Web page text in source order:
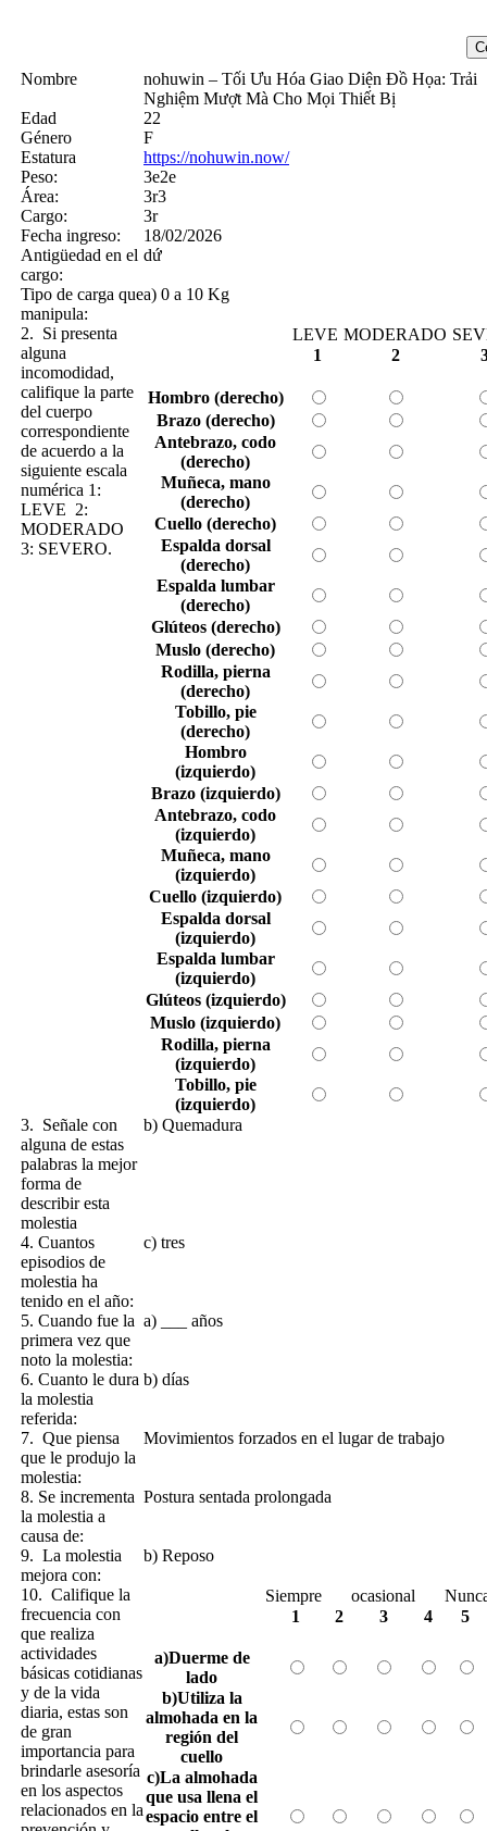
Nombre
nohuwin – Tối Ưu Hóa Giao Diện Đồ Họa: Trải
Nghiệm Mượt Mà Cho Mọi Thiết Bị
Edad
22
Género
F
Estatura
https://nohuwin.now/
Peso:
3e2e
Área:
3r3
Cargo:
3r
Fecha ingreso:
18/02/2026
Antigüedad en el
cargo:
dứ
Tipo de carga que
manipula:
a) 0 a 10 Kg
2. Si presenta
alguna
incomodidad,
califique la parte
del cuerpo
correspondiente
de acuerdo a la
siguiente escala
numérica 1:
LEVE 2:
MODERADO
3: SEVERO.
LEVE MODERADO
1
2
Hombro (derecho)
Brazo (derecho)
Antebrazo, codo
(derecho)
Muñeca, mano
(derecho)
Cuello (derecho)
Espalda dorsal
(derecho)
Espalda lumbar
(derecho)
Glúteos (derecho)
Muslo (derecho)
Rodilla, pierna
(derecho)
Tobillo, pie
(derecho)
Hombro
(izquierdo)
Brazo (izquierdo)
Antebrazo, codo
(izquierdo)
Muñeca, mano
(izquierdo)
Cuello (izquierdo)
Espalda dorsal
(izquierdo)
Espalda lumbar
(izquierdo)
Glúteos (izquierdo)
Muslo (izquierdo)
Rodilla, pierna
(izquierdo)
Tobillo, pie
(izquierdo)
3. Señale con
alguna de estas
palabras la mejor
forma de
describir esta
molestia
b) Quemadura
4. Cuantos
episodios de
molestia ha
tenido en el año:
c) tres
5. Cuando fue la
primera vez que
noto la molestia:
a) ___ años
6. Cuanto le dura
la molestia
referida:
b) días
7. Que piensa
que le produjo la
molestia:
Movimientos forzados en el lugar de trabajo
8. Se incrementa
la molestia a
causa de:
Postura sentada prolongada
9. La molestia
mejora con:
b) Reposo
10. Califique la
frecuencia con
que realiza
actividades
básicas cotidianas
y de la vida
diaria, estas son
de gran
importancia para
brindarle asesoría
en los aspectos
relacionados en la
Siempre ocasional
1
2 3 4 5
a)Duerme de
lado
b)Utiliza la
almohada en la
región del
cuello
c)La almohada
que usa llena el
espacio entre el